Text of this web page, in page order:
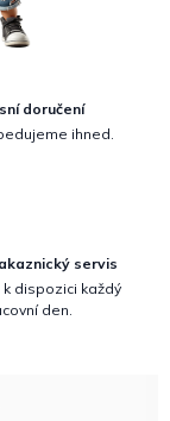
doručení
ihned.
servis
k dispozici každý
den.